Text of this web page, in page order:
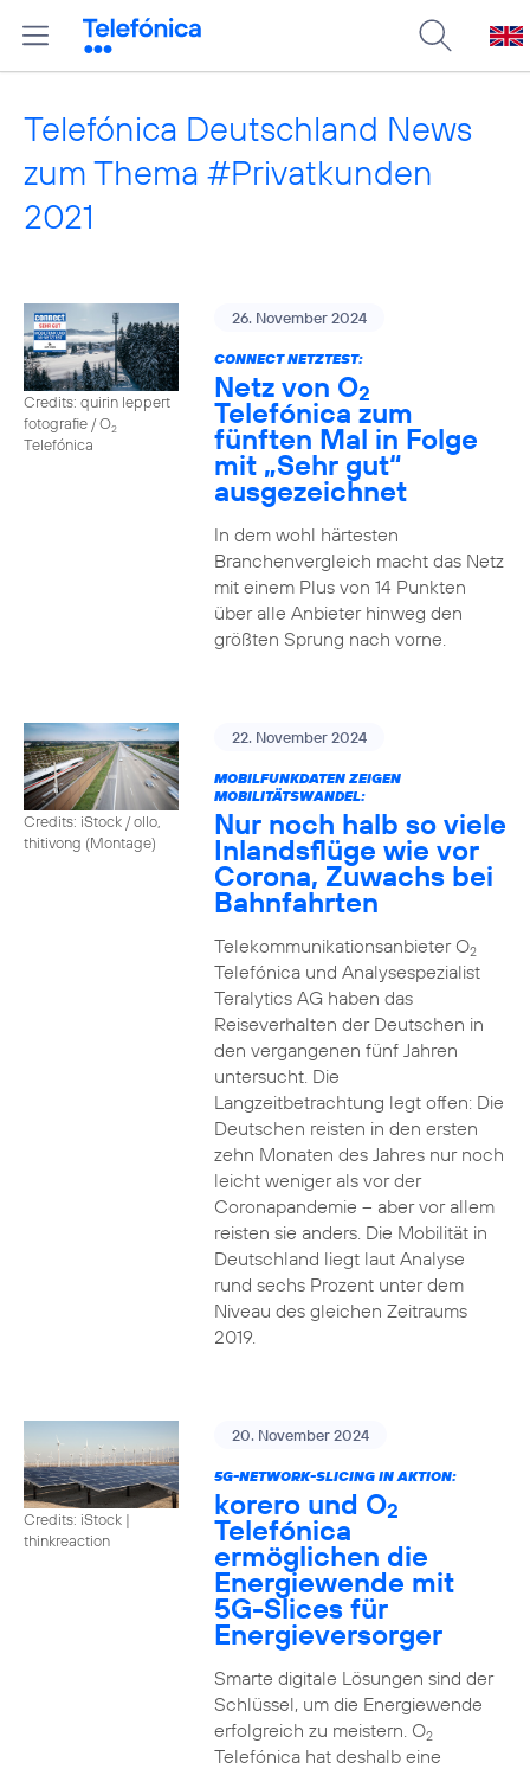
Telefónica Deutschland News
zum Thema #Privatkunden
2021
Credits: quirin leppert
fotografie / O2
Telefónica
26. November 2024
CONNECT NETZTEST:
Netz von O2
Telefónica zum
fünften Mal in Folge
mit „Sehr gut“
ausgezeichnet
In dem wohl härtesten
Branchenvergleich macht das Netz
mit einem Plus von 14 Punkten
über alle Anbieter hinweg den
größten Sprung nach vorne.
Credits: iStock / ollo,
thitivong (Montage)
22. November 2024
MOBILFUNKDATEN ZEIGEN
MOBILITÄTSWANDEL:
Nur noch halb so viele
Inlandsflüge wie vor
Corona, Zuwachs bei
Bahnfahrten
Telekommunikationsanbieter O2
Telefónica und Analysespezialist
Teralytics AG haben das
Reiseverhalten der Deutschen in
den vergangenen fünf Jahren
untersucht. Die
Langzeitbetrachtung legt offen: Die
Deutschen reisten in den ersten
zehn Monaten des Jahres nur noch
leicht weniger als vor der
Coronapandemie – aber vor allem
reisten sie anders. Die Mobilität in
Deutschland liegt laut Analyse
rund sechs Prozent unter dem
Niveau des gleichen Zeitraums
2019.
Credits: iStock |
thinkreaction
20. November 2024
5G-NETWORK-SLICING IN AKTION:
korero und O2
Telefónica
ermöglichen die
Energiewende mit
5G-Slices für
Energieversorger
Smarte digitale Lösungen sind der
Schlüssel, um die Energiewende
erfolgreich zu meistern. O2
Telefónica hat deshalb eine